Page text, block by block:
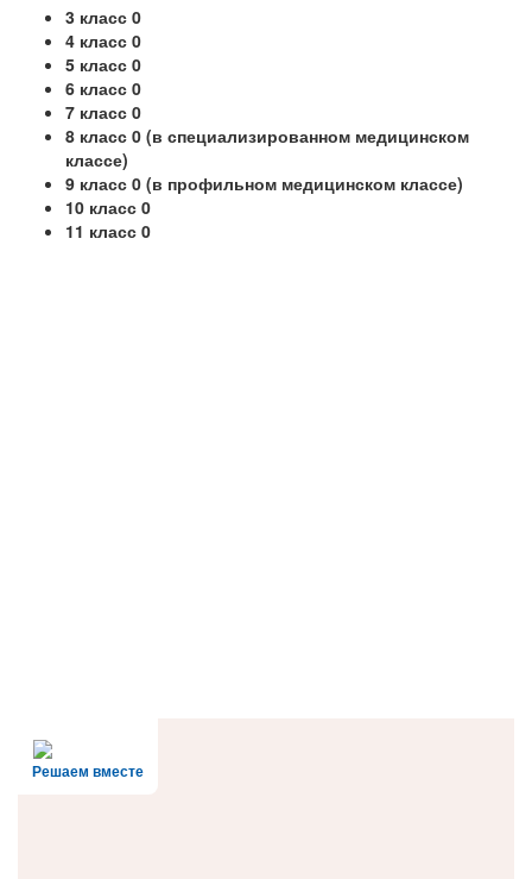
3 класс 0
4 класс 0
5 класс 0
6 класс 0
7 класс 0
8 класс 0 (в специализированном медицинском
классе)
9 класс 0 (в профильном медицинском классе)
10 класс 0
11 класс 0
Решаем вместе